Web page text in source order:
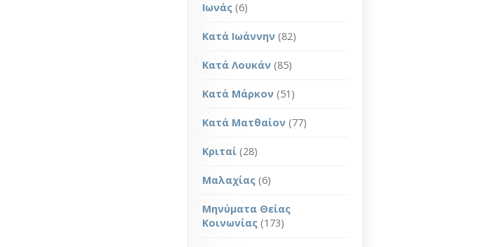
Ιωνάς (6)
Κατά Ιωάννην (82)
Κατά Λουκάν (85)
Κατά Μάρκον (51)
Κατά Ματθαίον (77)
Κριταί (28)
Μαλαχίας (6)
Μηνύματα Θείας
Κοινωνίας (173)